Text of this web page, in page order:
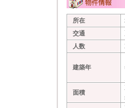
所在
交通
人数
建築年
面積